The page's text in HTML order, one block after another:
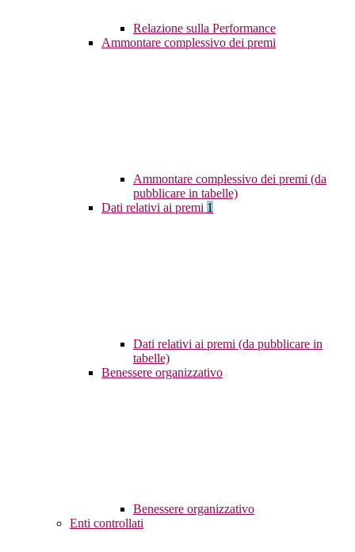
Relazione sulla Performance
Ammontare complessivo dei premi
Ammontare complessivo dei premi (da
pubblicare in tabelle)
Dati relativi ai premi 1
Dati relativi ai premi (da pubblicare in
tabelle)
Benessere organizzativo
Benessere organizzativo
Enti controllati